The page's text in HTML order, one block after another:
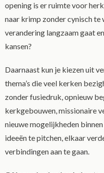
opening is er ruimte voor
naar krimp zonder cynisch te
verandering langzaam gaat
kansen?
Daarnaast kun je kiezen uit
thema’s die veel kerken
zonder fusiedruk, opnieuw
kerkgebouwen, missionaire
nieuwe mogelijkheden
ideeën te pitchen, elkaar
verbindingen aan te gaan.